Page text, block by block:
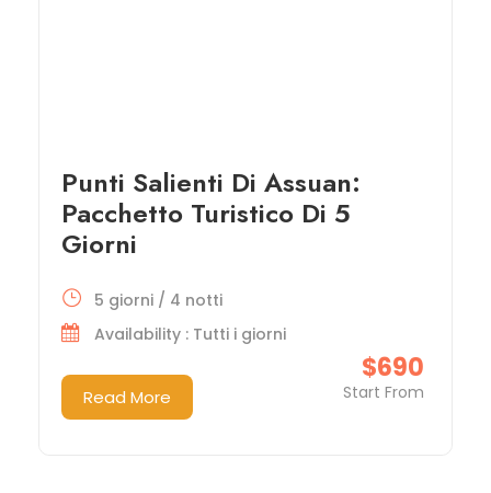
Punti Salienti Di Assuan:
Pacchetto Turistico Di 5
Giorni
$690
Start From
5 giorni / 4 notti
Availability : Tutti i giorni
Read More